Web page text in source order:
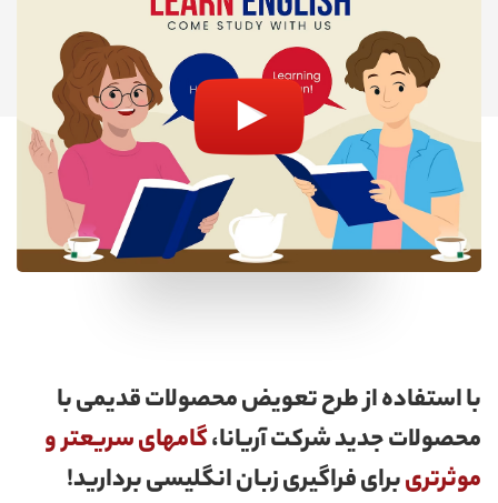
با استفاده از طرح تعویض محصولات قدیمی با
محصولات جدید شرکت آریانا،گامهای سریعتر و
موثرتریبرای فراگیری زبان انگلیسی بردارید!